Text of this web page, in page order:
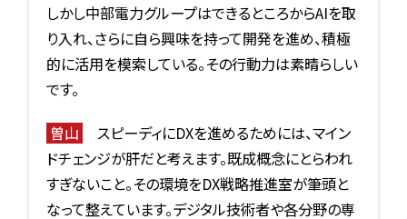
しかし中部電力グループはできるところからAIを取
り入れ、さらに自ら興味を持って開発を進め、積極
的に活用を模索している。その行動力は素晴らしい
です。
曽山
スピーディにDXを進めるためには、マイン
ドチェンジが肝だと考えます。既成概念にとらわれ
すぎないこと。その環境をDX戦略推進室が筆頭と
なって整えています。デジタル技術者や各分野の専